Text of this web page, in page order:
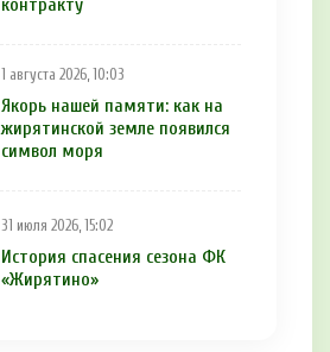
контракту
1 августа 2026, 10:03
Якорь нашей памяти: как на
жирятинской земле появился
символ моря
31 июля 2026, 15:02
История спасения сезона ФК
«Жирятино»